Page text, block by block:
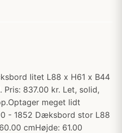
litet L88 x H61 x B44
837.00 kr. Let, solid,
meget lidt
- 1852 Dæksbord stor L88
cmHøjde: 61.00